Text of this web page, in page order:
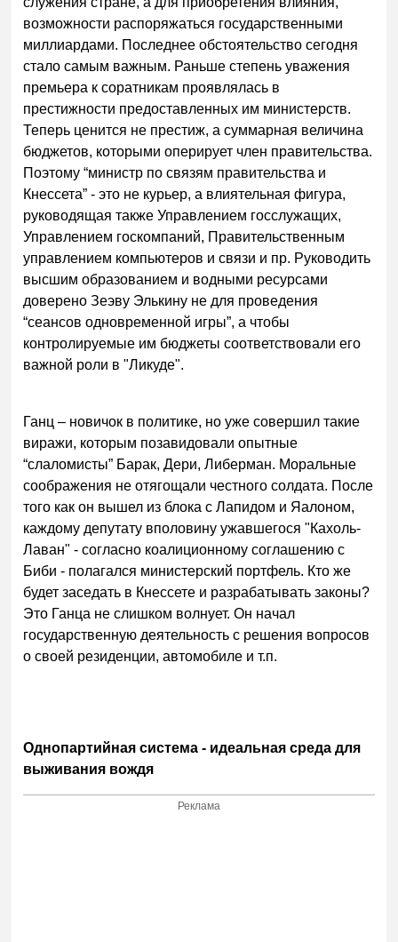
возможности распоряжаться государственными
миллиардами. Последнее обстоятельство сегодня
стало самым важным. Раньше степень уважения
премьера к соратникам проявлялась в
престижности предоставленных им министерств.
Теперь ценится не престиж, а суммарная величина
бюджетов, которыми оперирует член правительства.
Поэтому “министр по связям правительства и
Кнессета” - это не курьер, а влиятельная фигура,
руководящая также Управлением госслужащих,
Управлением госкомпаний, Правительственным
управлением компьютеров и связи и пр. Руководить
высшим образованием и водными ресурсами
доверено Зеэву Элькину не для проведения
“сеансов одновременной игры”, а чтобы
контролируемые им бюджеты соответствовали его
важной роли в "Ликуде".
Ганц – новичок в политике, но уже совершил такие
виражи, которым позавидовали опытные
“слаломисты” Барак, Дери, Либерман. Моральные
соображения не отягощали честного солдата. После
того как он вышел из блока с Лапидом и Яалоном,
каждому депутату вполовину ужавшегося "Кахоль-
Лаван" - согласно коалиционному соглашению с
Биби - полагался министерский портфель. Кто же
будет заседать в Кнессете и разрабатывать законы?
Это Ганца не слишком волнует. Он начал
государственную деятельность с решения вопросов
о своей резиденции, автомобиле и т.п.
Однопартийная система - идеальная среда для
выживания вождя
Реклама